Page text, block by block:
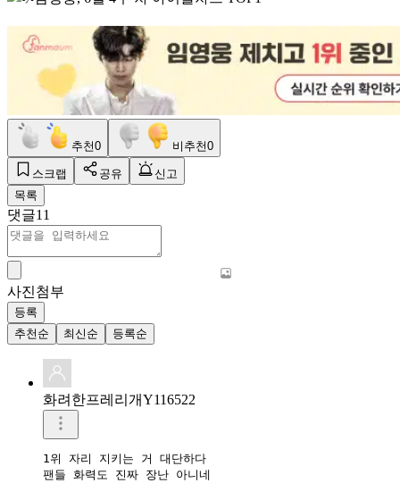
추천0 비추천0
스크랩 공유
신고
목록
댓글11
사진첨부
등록
추천순
최신순 등록순
화려한프레리개Y116522
1위 자리 지키는 거 대단하다
팬들 화력도 진짜 장난 아니네